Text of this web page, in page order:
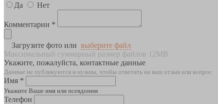
Да
Нет
Комментарии *
Загрузите фото или выберите файл
Максимальный суммарный размер файлов 12MB
Укажите, пожалуйста, контактные данные
Данные не публикуются и нужны, чтобы ответить на ваш отзыв или вопрос
Имя *
Укажите Ваше имя или псевдоним
Телефон